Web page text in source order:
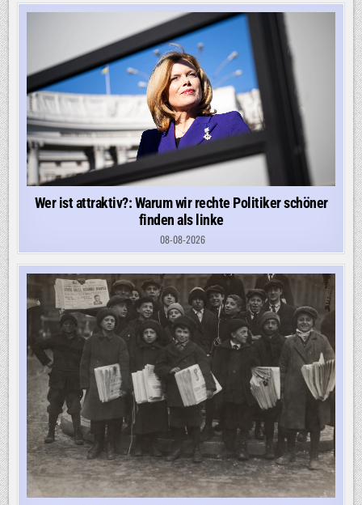
Wer ist attraktiv?: Warum wir rechte Politiker schöner
finden als linke
08-08-2026